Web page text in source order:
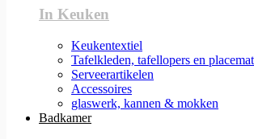
In Keuken
Keukentextiel
Tafelkleden, tafellopers en
Serveerartikelen
Accessoires
glaswerk, kannen & mokken
Badkamer